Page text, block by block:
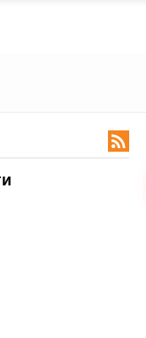
